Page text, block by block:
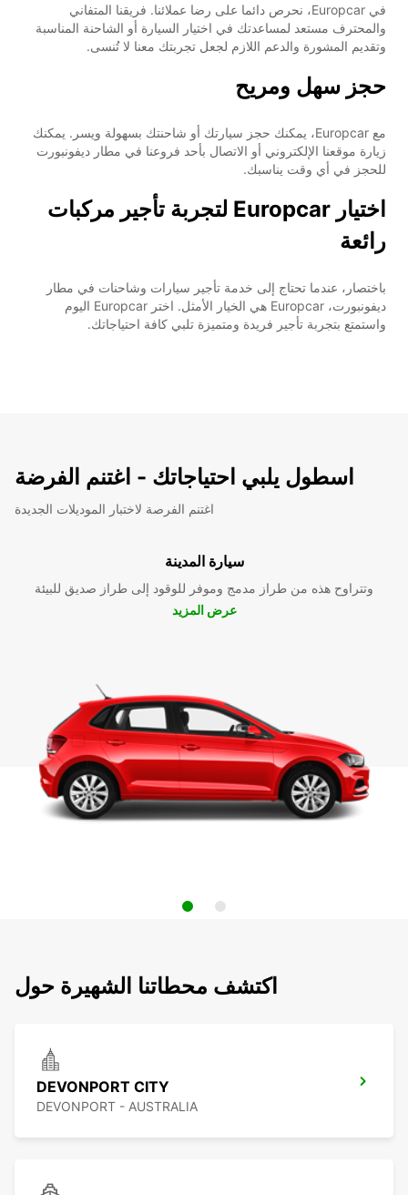
في Europcar، نحرص دائما على رضا عملائنا. فريقنا المتفاني
والمحترف مستعد لمساعدتك في اختيار السيارة أو الشاحنة المناسبة
وتقديم المشورة والدعم اللازم لجعل تجربتك معنا لا تُنسى.
حجز سهل ومريح
مع Europcar، يمكنك حجز سيارتك أو شاحنتك بسهولة ويسر. يمكنك
زيارة موقعنا الإلكتروني أو الاتصال بأحد فروعنا في مطار ديفونبورت
للحجز في أي وقت يناسبك.
اختيار Europcar لتجربة تأجير مركبات
رائعة
باختصار، عندما تحتاج إلى خدمة تأجير سيارات وشاحنات في مطار
ديفونبورت، Europcar هي الخيار الأمثل. اختر Europcar اليوم
واستمتع بتجربة تأجير فريدة ومتميزة تلبي كافة احتياجاتك.
اسطول يلبي احتياجاتك - اغتنم الفرضة
اغتنم الفرصة لاختبار الموديلات الجديدة
سيارة المدينة
وتتراوح هذه من طراز مدمج وموفر للوقود إلى طراز صديق للبيئة
عرض المزيد
اكتشف محطاتنا الشهيرة حول
DEVONPORT CITY
DEVONPORT - AUSTRALIA